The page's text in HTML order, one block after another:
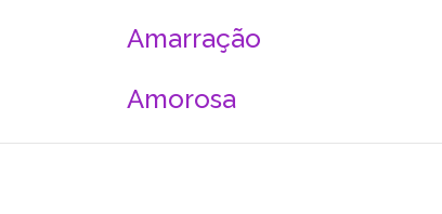
Amarração
Amorosa